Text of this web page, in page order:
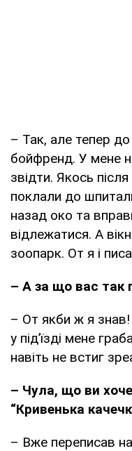
– Так, але тепер до
бойфренд. У мене
звідти. Якось
поклали до
назад око та
відлежатися. А
зоопарк. От я і
– А за що вас так
– От якби ж я знав!
у під’їзді мене
навіть не встиг
– Чула, що ви
“Кривенька
– Вже переписав